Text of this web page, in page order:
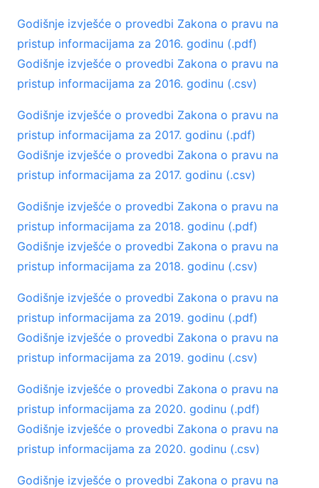
Godišnje izvješće o provedbi Zakona o pravu na
pristup informacijama za 2016. godinu (.pdf)
Godišnje izvješće o provedbi Zakona o pravu na
pristup informacijama za 2016. godinu (.csv)
Godišnje izvješće o provedbi Zakona o pravu na
pristup informacijama za 2017. godinu (.pdf)
Godišnje izvješće o provedbi Zakona o pravu na
pristup informacijama za 2017. godinu (.csv)
Godišnje izvješće o provedbi Zakona o pravu na
pristup informacijama za 2018. godinu (.pdf)
Godišnje izvješće o provedbi Zakona o pravu na
pristup informacijama za 2018. godinu (.csv)
Godišnje izvješće o provedbi Zakona o pravu na
pristup informacijama za 2019. godinu (.pdf)
Godišnje izvješće o provedbi Zakona o pravu na
pristup informacijama za 2019. godinu (.csv)
Godišnje izvješće o provedbi Zakona o pravu na
pristup informacijama za 2020. godinu (.pdf)
Godišnje izvješće o provedbi Zakona o pravu na
pristup informacijama za 2020. godinu (.csv)
Godišnje izvješće o provedbi Zakona o pravu na